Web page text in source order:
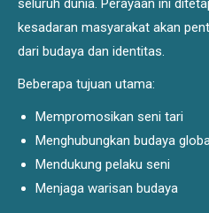
seluruh dunia. Perayaan ini
kesadaran masyarakat akan
dari budaya dan identitas.
Beberapa tujuan utama:
Mempromosikan seni tari
Menghubungkan budaya
Mendukung pelaku seni
Menjaga warisan budaya